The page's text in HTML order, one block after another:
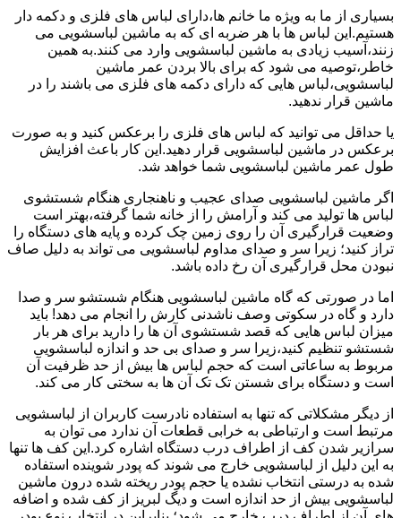
بسیاری از ما به ویژه ما خانم ها،دارای لباس های فلزی و دکمه دار
هستیم.این لباس ها با هر ضربه ای که به ماشین لباسشویی می
زنند،آسیب زیادی به ماشین لباسشویی وارد می کنند.به همین
خاطر،توصیه می شود که برای بالا بردن عمر ماشین
لباسشویی،لباس هایی که دارای دکمه های فلزی می باشند را در
ماشین قرار ندهید.
یا حداقل می توانید که لباس های فلزی را برعکس کنید و به صورت
برعکس در ماشین لباسشویی قرار دهید.این کار باعث افزایش
طول عمر ماشین لباسشویی شما خواهد شد.
اگر ماشین لباسشویی صدای عجیب و ناهنجاری هنگام شستشوی
لباس ها تولید می کند و آرامش را از خانه شما گرفته،بهتر است
وضعیت قرارگیری آن را روی زمین چک کرده و پایه های دستگاه را
تراز کنید؛ زیرا سر و صدای مداوم لباسشویی می تواند به دلیل صاف
نبودن محل قرارگیری آن رخ داده باشد.
اما در صورتی که گاه ماشین لباسشویی هنگام شستشو سر و صدا
دارد و گاه در سکوتی وصف ناشدنی کارش را انجام می دهد! باید
میزان لباس هایی که قصد شستشوی آن ها را دارید برای هر بار
شستشو تنظیم کنید،زیرا سر و صدای بی حد و اندازه لباسشویی
مربوط به ساعاتی است که حجم لباس ها بیش از حد ظرفیت آن
است و دستگاه برای شستن تک تک آن ها به سختی کار می کند.
از دیگر مشکلاتی که تنها به استفاده نادرست کاربران از لباسشویی
مرتبط است و ارتباطی به خرابی قطعات آن ندارد می توان به
سرازیر شدن کف از اطراف درب دستگاه اشاره کرد.این کف ها تنها
به این دلیل از لباسشویی خارج می شوند که پودر شوینده استفاده
شده به درستی انتخاب نشده یا حجم پودر ریخته شده درون ماشین
لباسشویی بیش از حد اندازه است و دیگ لبریز از کف شده و اضافه